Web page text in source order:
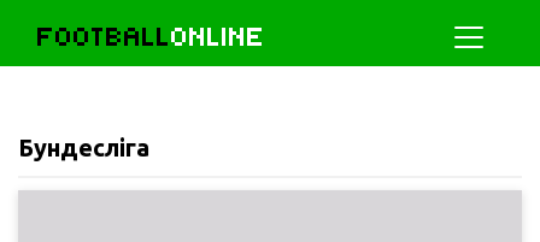
FOOTBALLONLINE
Бундесліга